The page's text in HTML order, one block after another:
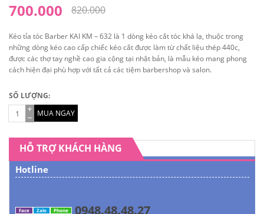
820.000
700.000
Kéo tỉa tóc Barber KAI KM – 632 là 1 dòng kéo cắt tóc khá lạ, thuộc trong
những dòng kéo cao cấp chiếc kéo cắt được làm từ chất liệu thép 440c,
được các thợ tay nghề cao gia cộng tại nhật bản, là mẫu kéo mang phong
cách hiện đại phù hợp với tất cả các tiệm barbershop và salon.
SỐ LƯỢNG:
MUA NGAY
HỖ TRỢ KHÁCH HÀNG
Hotline
Face Zalo Phone 0948.48.48.27